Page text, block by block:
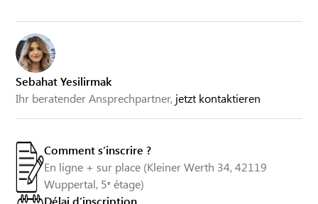
Sebahat Yesilirmak
Ihr beratender Ansprechpartner, jetzt kontaktieren
Comment s’inscrire ?
En ligne + sur place (Kleiner Werth 34, 42119
Wuppertal, 5ᵉ étage)
Délai d’inscription